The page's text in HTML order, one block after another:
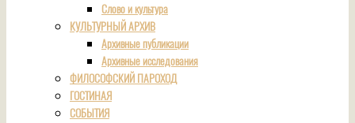
Слово и культура
КУЛЬТУРНЫЙ АРХИВ
Архивные публикации
Архивные исследования
ФИЛОСОФСКИЙ ПАРОХОД
ГОСТИНАЯ
СОБЫТИЯ